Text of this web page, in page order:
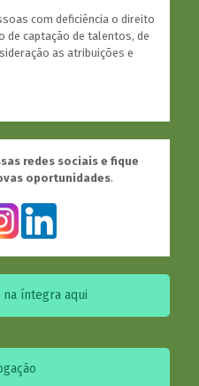
com deficiência o direito
de captação de talentos, de
as atribuições e
redes sociais e fique
oportunidades.
íntegra aqui